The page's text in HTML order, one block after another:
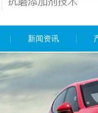
新闻资讯